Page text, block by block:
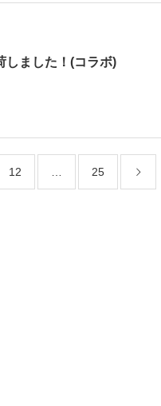
しました！(コラボ)
12 25